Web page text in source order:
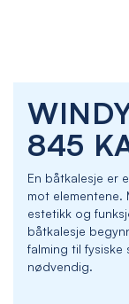
845
En båtkalesje er
mot elementene.
estetikk og
båtkalesje
falming til fysiske
nødvendig.
beginning
the
images
gallery